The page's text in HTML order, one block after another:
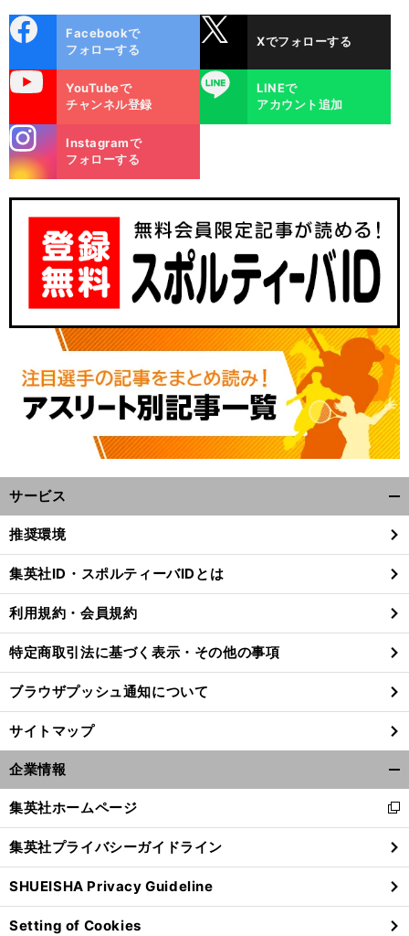
ok
Facebookで
フォローする
Xでフォローする
YouTubeで
チャンネル登録
LINE
LINEで
アカウント追加
m
Instagramで
フォローする
サービス
閉
る
推奨環境
集英社ID・スポルティーバIDとは
利用規約・会員規約
特定商取引法に基づく表示・その他の事項
ブラウザプッシュ通知について
サイトマップ
企業情報
閉
る
集英社ホームページ
新
し
い
ウ
ィ
ン
ド
集英社プライバシーガイドライン
SHUEISHA Privacy Guideline
Setting of Cookies